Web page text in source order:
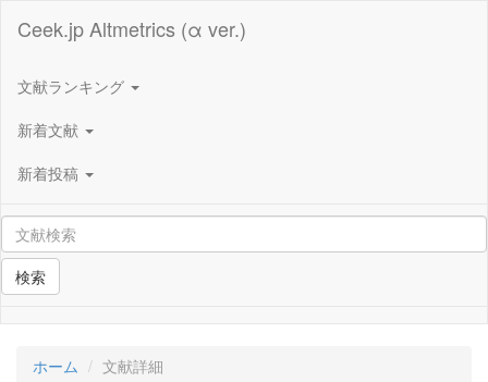
Ceek.jp Altmetrics (α ver.)
文献ランキング
新着文献
新着投稿
検索
ホーム 文献詳細